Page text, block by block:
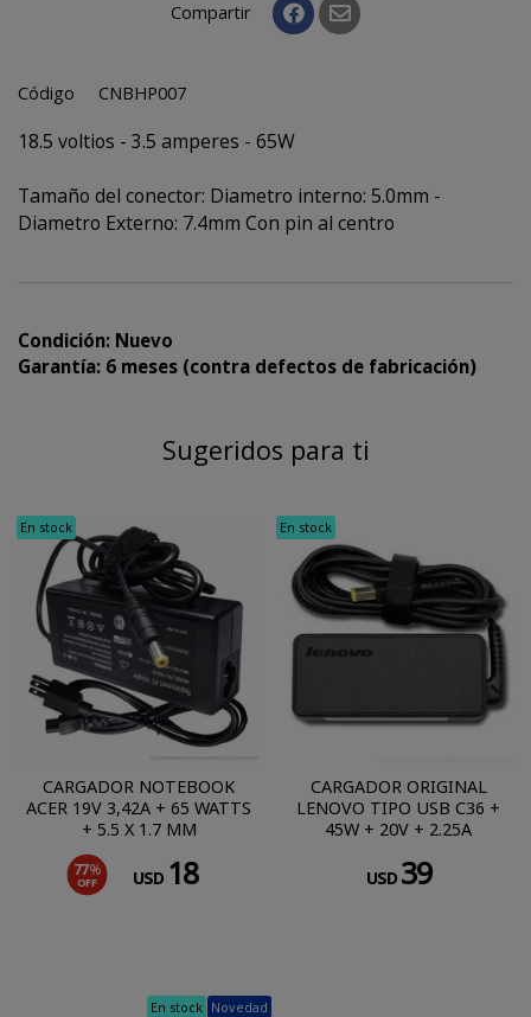
Compartir
Código CNBHP007
18.5 voltios - 3.5 amperes - 65W
Tamaño del conector: Diametro interno: 5.0mm -
Diametro Externo: 7.4mm Con pin al centro
Condición: Nuevo
Garantía: 6 meses (contra defectos de fabricación)
Sugeridos para ti
En stock
CARGADOR NOTEBOOK
ACER 19V 3,42A + 65 WATTS
+ 5.5 X 1.7 MM
77%
OFF USD 18
En stock
CARGADOR ORIGINAL
LENOVO TIPO USB C36 +
45W + 20V + 2.25A
USD 39
En stock Novedad